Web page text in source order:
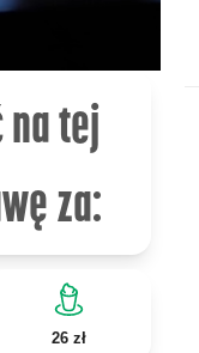
na tej
za:
26 zł